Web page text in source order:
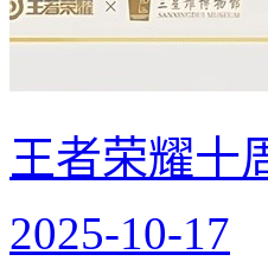
王者荣耀十
2025-10-17